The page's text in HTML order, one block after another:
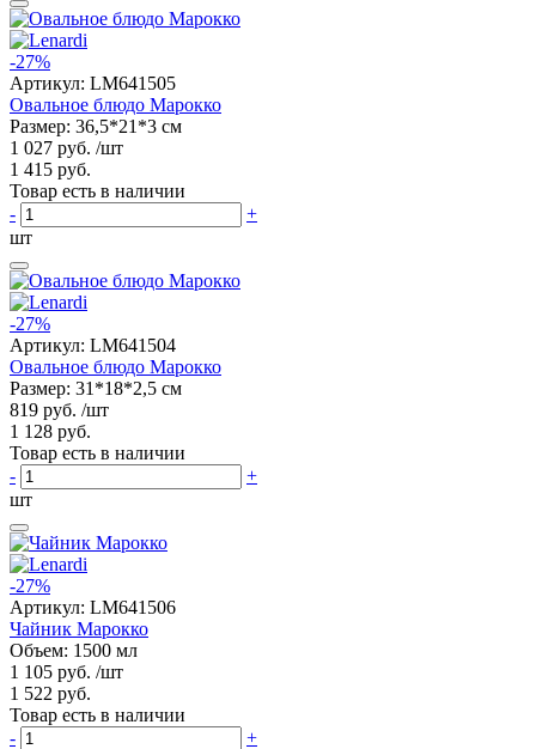
-27%
Артикул: LM641505
Овальное блюдо Марокко
Размер: 36,5*21*3 см
1 027 руб. /шт
1 415 руб.
Товар есть в наличии
-
+
шт
-27%
Артикул: LM641504
Овальное блюдо Марокко
Размер: 31*18*2,5 см
819 руб. /шт
1 128 руб.
Товар есть в наличии
-
+
шт
-27%
Артикул: LM641506
Чайник Марокко
Объем: 1500 мл
1 105 руб. /шт
1 522 руб.
Товар есть в наличии
-
+